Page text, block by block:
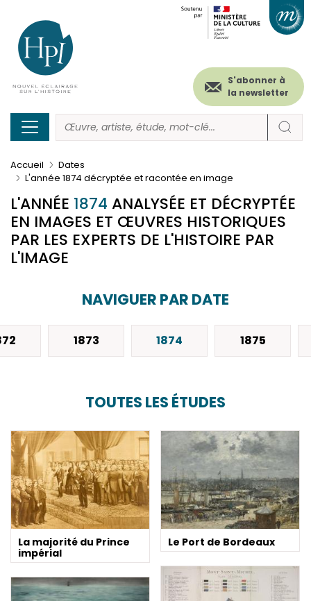
contenu
principal
Menu
secondaire
(header)
S'abonner à
la newsletter
Accueil
Dates
L'année 1874 décryptée et racontée en image
L'ANNÉE 1874 ANALYSÉE ET DÉCRYPTÉE
EN IMAGES ET ŒUVRES HISTORIQUES
PAR LES EXPERTS DE L'HISTOIRE PAR
L'IMAGE
NAVIGUER PAR DATE
1873 1874 1875
TOUTES LES ÉTUDES
La majorité du Prince
impérial
Le Port de Bordeaux